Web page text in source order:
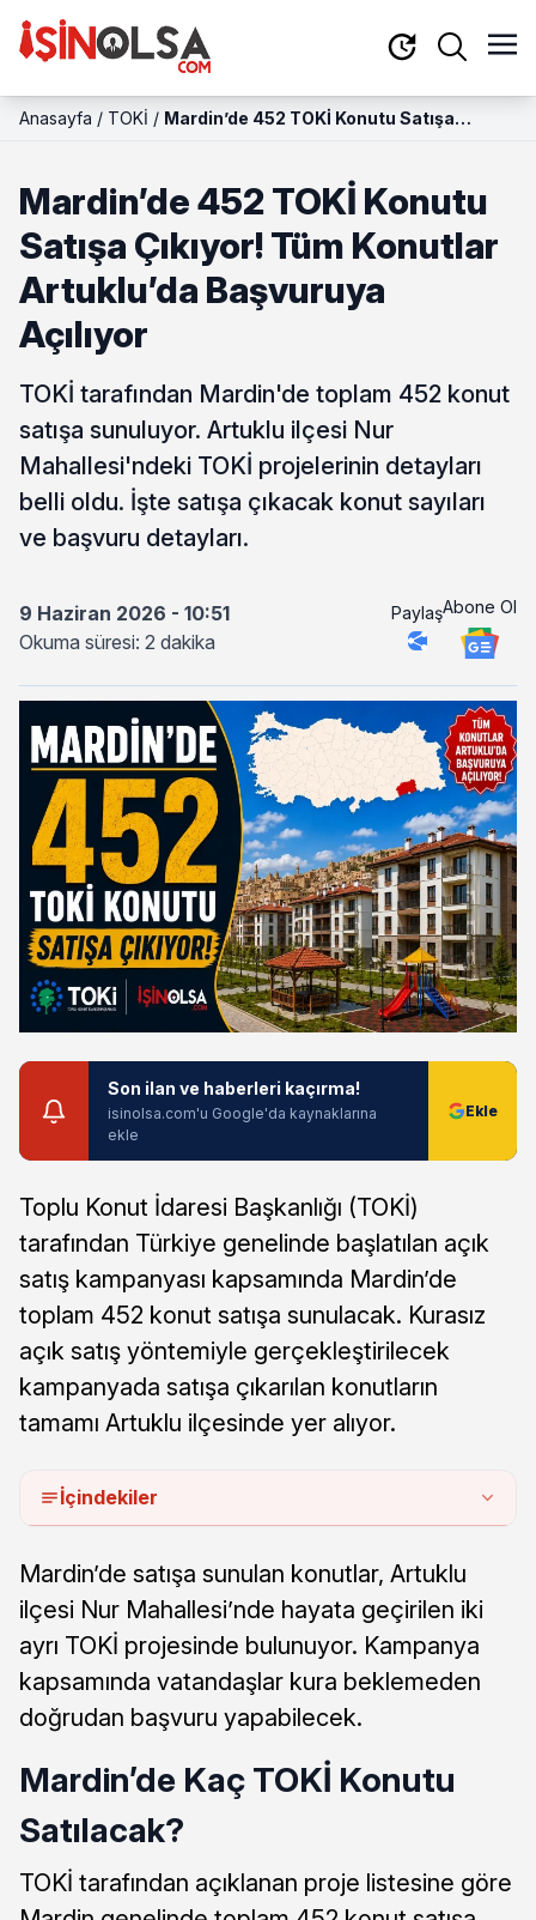
Anasayfa / TOKİ / Mardin’de 452 TOKİ Konutu Satışa
Mardin’de 452 TOKİ Konutu
Satışa Çıkıyor! Tüm Konutlar
Artuklu’da Başvuruya
Açılıyor
TOKİ tarafından Mardin'de toplam 452 konut
satışa sunuluyor. Artuklu ilçesi Nur
Mahallesi'ndeki TOKİ projelerinin detayları
belli oldu. İşte satışa çıkacak konut sayıları
ve başvuru detayları.
9 Haziran 2026 - 10:51
Okuma süresi: 2 dakika
PaylaşAbone Ol
Son ilan ve haberleri kaçırma!
isinolsa.com'u Google'da kaynaklarına
ekle
Toplu Konut İdaresi Başkanlığı (TOKİ)
tarafından Türkiye genelinde başlatılan açık
satış kampanyası kapsamında Mardin’de
toplam 452 konut satışa sunulacak. Kurasız
açık satış yöntemiyle gerçekleştirilecek
kampanyada satışa çıkarılan konutların
tamamı Artuklu ilçesinde yer alıyor.
İçindekiler
Mardin’de satışa sunulan konutlar, Artuklu
ilçesi Nur Mahallesi’nde hayata geçirilen iki
ayrı TOKİ projesinde bulunuyor. Kampanya
kapsamında vatandaşlar kura beklemeden
doğrudan başvuru yapabilecek.
Mardin’de Kaç TOKİ Konutu
Satılacak?
TOKİ tarafından açıklanan proje listesine göre